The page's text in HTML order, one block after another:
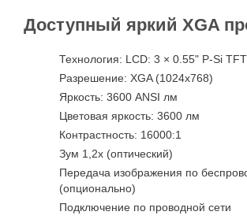
Доступный яркий XGA
Технология: LCD: 3 × 0.55" P-Si TFT
Разрешение: XGA (1024x768)
Яркость: 3600 ANSI лм
Цветовая яркость: 3600 лм
Контрастность: 16000:1
Зум 1,2х (оптический)
Передача изображения по
(опционально)
Подключение по проводной сети